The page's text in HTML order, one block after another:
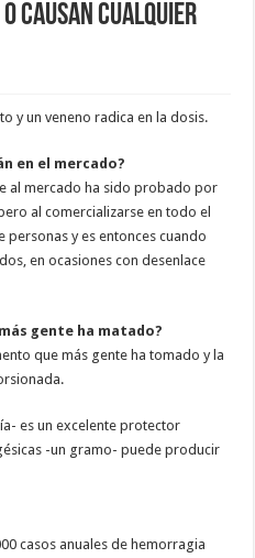
o causan cualquier
y un veneno radica en la dosis.
en el mercado?
al mercado ha sido probado por
al comercializarse en todo el
y es entonces cuando
en ocasiones con desenlace
gente ha matado?
que más gente ha tomado y la
es un excelente protector
-un gramo- puede producir
casos anuales de hemorragia